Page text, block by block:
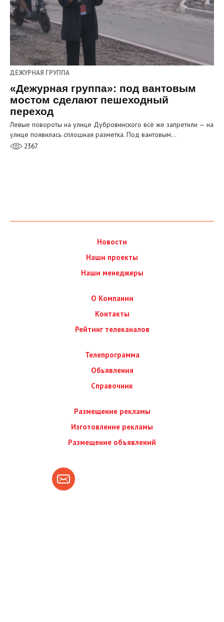
ДЕЖУРНАЯ ГРУППА
«Дежурная группа»: под вантовым
мостом сделают пешеходный
переход
Левые повороты на улице Дубровинского всё же запретили — на
улице появилась сплошная разметка. Под вантовым…
2367
Новости
Наши проекты
Наши менеджеры
О Компании
Контакты
Рейтинг телеканалов
Телепрограмма
Обьявления
Справочник
Размещение рекламы
Изготовление рекламы
Размещение объявлений